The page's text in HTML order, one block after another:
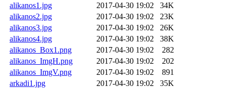
alikanos1.jpg
2017-04-30 19:02
34K
alikanos2.jpg
2017-04-30 19:02
23K
alikanos3.jpg
2017-04-30 19:02
26K
alikanos4.jpg
2017-04-30 19:02
38K
alikanos_Box1.png
2017-04-30 19:02
282
alikanos_ImgH.png
2017-04-30 19:02
202
alikanos_ImgV.png
2017-04-30 19:02
891
arkadi1.jpg
2017-04-30 19:02
35K